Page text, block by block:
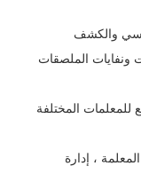
والكشف
ونفايات الملصقات
المختلفة
، إدارة